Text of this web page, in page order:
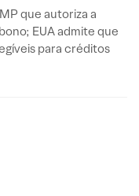
que autoriza a
EUA admite que
para créditos